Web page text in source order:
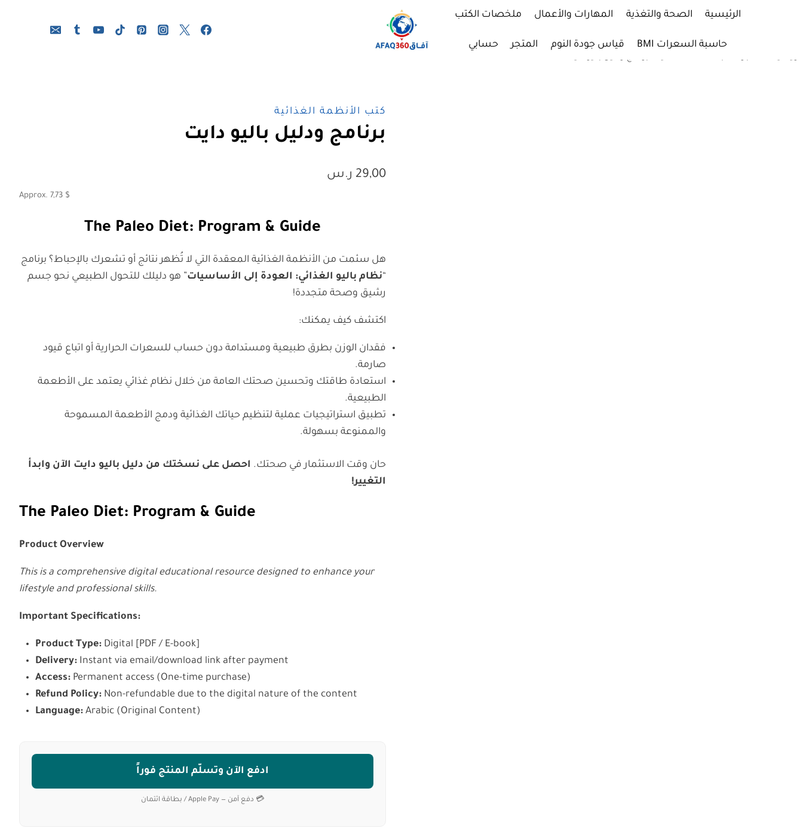
الرئيسية الصحة والتغذية المهارات والأعمال ملخصات الكتب
حاسبة السعرات BMI قياس جودة النوم المتجر حسابي
كتب الأنظمة الغذائية
برنامج ودليل باليو دايت
29,00 ر.س
Approx. 7,73 $
The Paleo Diet: Program & Guide
هل سئمت من الأنظمة الغذائية المعقدة التي لا تُظهر نتائج أو تشعرك بالإحباط؟ برنامج
“نظام باليو الغذائي: العودة إلى الأساسيات” هو دليلك للتحول الطبيعي نحو جسم
رشيق وصحة متجددة!
اكتشف كيف يمكنك:
فقدان الوزن بطرق طبيعية ومستدامة دون حساب للسعرات الحرارية أو اتباع قيود
صارمة.
استعادة طاقتك وتحسين صحتك العامة من خلال نظام غذائي يعتمد على الأطعمة
الطبيعية.
تطبيق استراتيجيات عملية لتنظيم حياتك الغذائية ودمج الأطعمة المسموحة
والممنوعة بسهولة.
حان وقت الاستثمار في صحتك. احصل على نسختك من دليل باليو دايت الآن وابدأ
التغيير!
The Paleo Diet: Program & Guide
Product Overview
This is a comprehensive digital educational resource designed to enhance your
lifestyle and professional skills.
Important Specifications:
Product Type: Digital [PDF / E-book]
Delivery: Instant via email/download link after payment
Access: Permanent access (One-time purchase)
Refund Policy: Non-refundable due to the digital nature of the content
Language: Arabic (Original Content)
ادفع الآن وتسلّم المنتج فوراً
💳 دفع آمن — Apple Pay / بطاقة ائتمان